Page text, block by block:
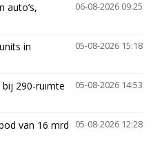
06-08-2026 09:25
auto’s,
05-08-2026 15:18
in
05-08-2026 14:53
bij 290-ruimte
05-08-2026 12:28
van 16 mrd